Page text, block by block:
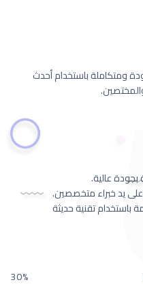
ومتكاملة باستخدام أحدث
بجودة عالية.
على يد خبراء متخصصين.
باستخدام تقنية حديثة
30